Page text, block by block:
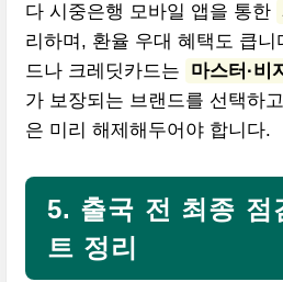
다 시중은행 모바일 앱을 통한
리하며, 환율 우대 혜택도 큽
드나 크레딧카드는
마스터·비
가 보장되는 브랜드를 선택하
은 미리 해제해두어야 합니다.
5. 출국 전 최종 점
트 정리